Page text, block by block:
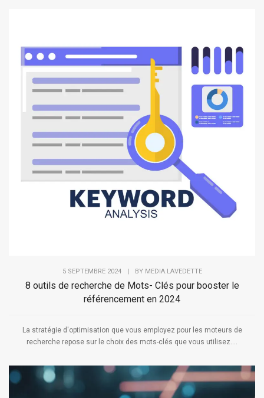
5 SEPTEMBRE 2024 BY MEDIA.LAVEDETTE
8 outils de recherche de Mots- Clés pour booster le
référencement en 2024
La stratégie d'optimisation que vous employez pour les moteurs de
recherche repose sur le choix des mots-clés que vous utilisez....